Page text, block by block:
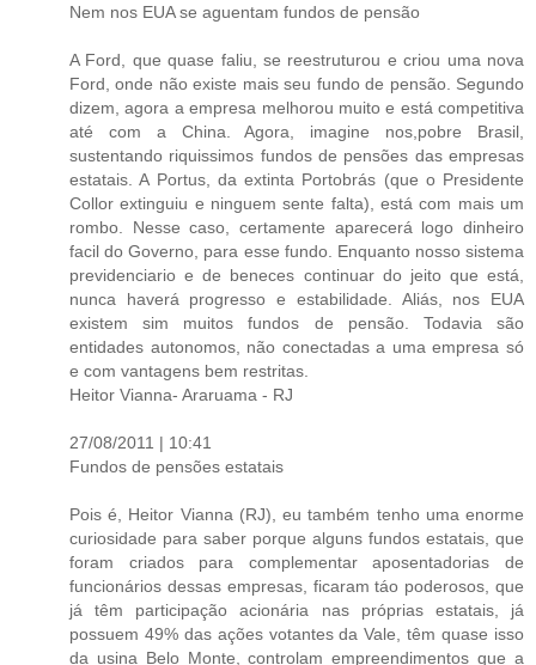
Nem nos EUA se aguentam fundos de pensão
A Ford, que quase faliu, se reestruturou e criou uma nova
Ford, onde não existe mais seu fundo de pensão. Segundo
dizem, agora a empresa melhorou muito e está competitiva
até com a China. Agora, imagine nos,pobre Brasil,
sustentando riquissimos fundos de pensões das empresas
estatais. A Portus, da extinta Portobrás (que o Presidente
Collor extinguiu e ninguem sente falta), está com mais um
rombo. Nesse caso, certamente aparecerá logo dinheiro
facil do Governo, para esse fundo. Enquanto nosso sistema
previdenciario e de beneces continuar do jeito que está,
nunca haverá progresso e estabilidade. Aliás, nos EUA
existem sim muitos fundos de pensão. Todavia são
entidades autonomos, não conectadas a uma empresa só
e com vantagens bem restritas.
Heitor Vianna- Araruama - RJ
27/08/2011 | 10:41
Fundos de pensões estatais
Pois é, Heitor Vianna (RJ), eu também tenho uma enorme
curiosidade para saber porque alguns fundos estatais, que
foram criados para complementar aposentadorias de
funcionários dessas empresas, ficaram táo poderosos, que
já têm participação acionária nas próprias estatais, já
possuem 49% das ações votantes da Vale, têm quase isso
da usina Belo Monte, controlam empreendimentos que a